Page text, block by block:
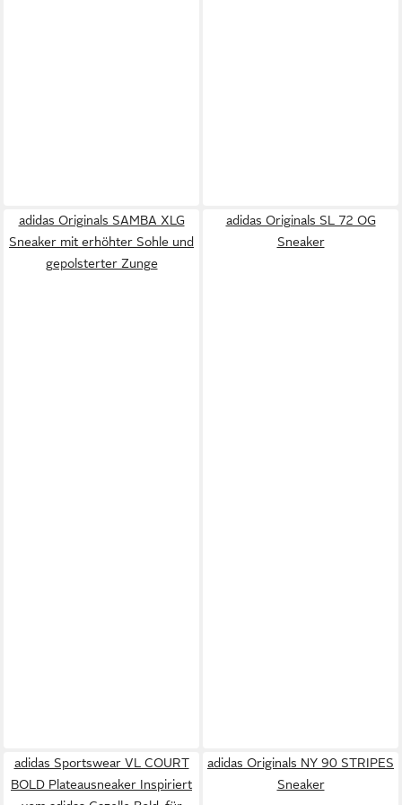
adidas Originals SAMBA XLG
Sneaker mit erhöhter Sohle und
gepolsterter Zunge
adidas Originals SL 72 OG
Sneaker
adidas Sportswear VL COURT
BOLD Plateausneaker Inspiriert
adidas Originals NY 90 STRIPES
Sneaker